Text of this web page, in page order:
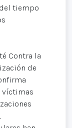
tiempo
Contra la
de
víctimas